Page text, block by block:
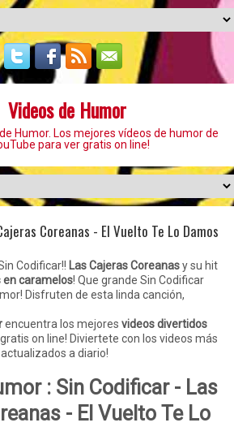
Videos de Humor
Humor. Los mejores vídeos de humor de
para ver gratis on line!
Coreanas - El Vuelto Te Lo Damos
Codificar!! Las Cajeras Coreanasy su hit
en caramelos! Que grande Sin Codificar
Disfruten de esta linda canción,
encuentra los mejores videos divertidos
on line! Diviertete con los videos más
a diario!
: Sin Codificar - Las
- El Vuelto Te Lo